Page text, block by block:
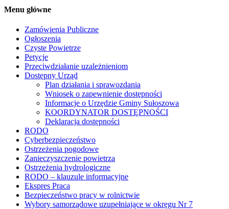
Menu główne
Zamówienia Publiczne
Ogłoszenia
Czyste Powietrze
Petycje
Przeciwdziałanie uzależnieniom
Dostępny Urząd
Plan działania i sprawozdania
Wniosek o zapewnienie dostępności
Informacje o Urzędzie Gminy Sułoszowa
KOORDYNATOR DOSTĘPNOŚCI
Deklaracja dostępności
RODO
Cyberbezpieczeństwo
Ostrzeżenia pogodowe
Zanieczyszczenie powietrza
Ostrzeżenia hydrologiczne
RODO – klauzule informacyjne
Ekspres Praca
Bezpieczeństwo pracy w rolnictwie
Wybory samorządowe uzupełniające w okręgu Nr 7